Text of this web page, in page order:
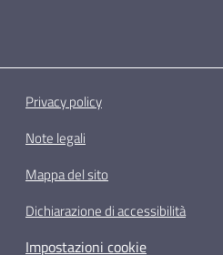
Privacy policy
Note legali
Mappa del sito
Dichiarazione di accessibilità
Impostazioni cookie